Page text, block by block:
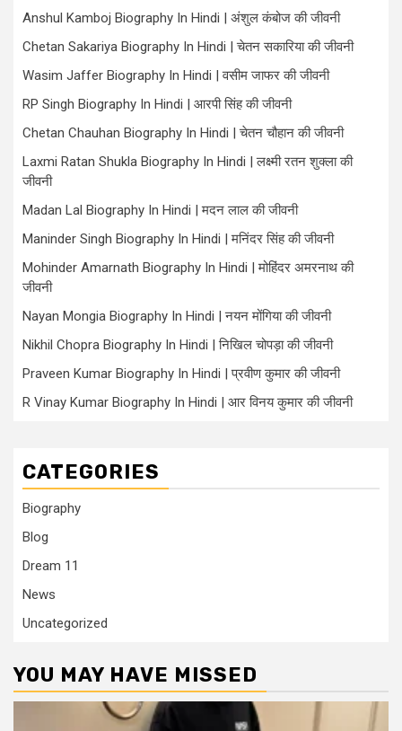
Anshul Kamboj Biography In Hindi | अंशुल कंबोज की जीवनी
Chetan Sakariya Biography In Hindi | चेतन सकारिया की जीवनी
Wasim Jaffer Biography In Hindi | वसीम जाफर की जीवनी
RP Singh Biography In Hindi | आरपी सिंह की जीवनी
Chetan Chauhan Biography In Hindi | चेतन चौहान की जीवनी
Laxmi Ratan Shukla Biography In Hindi | लक्ष्मी रतन शुक्ला की
जीवनी
Madan Lal Biography In Hindi | मदन लाल की जीवनी
Maninder Singh Biography In Hindi | मनिंदर सिंह की जीवनी
Mohinder Amarnath Biography In Hindi | मोहिंदर अमरनाथ की
जीवनी
Nayan Mongia Biography In Hindi | नयन मोंगिया की जीवनी
Nikhil Chopra Biography In Hindi | निखिल चोपड़ा की जीवनी
Praveen Kumar Biography In Hindi | प्रवीण कुमार की जीवनी
R Vinay Kumar Biography In Hindi | आर विनय कुमार की जीवनी
CATEGORIES
Biography
Blog
Dream 11
News
Uncategorized
YOU MAY HAVE MISSED